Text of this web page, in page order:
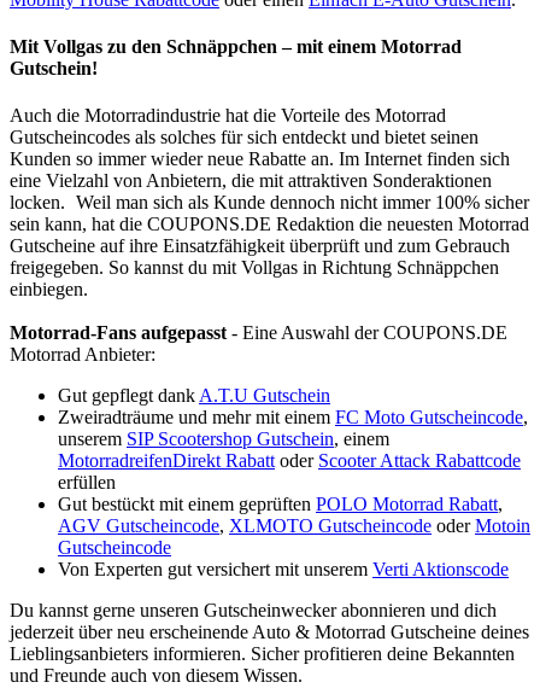
Mit Vollgas zu den Schnäppchen – mit einem Motorrad
Gutschein!
Auch die Motorradindustrie hat die Vorteile des Motorrad
Gutscheincodes als solches für sich entdeckt und bietet seinen
Kunden so immer wieder neue Rabatte an. Im Internet finden sich
eine Vielzahl von Anbietern, die mit attraktiven Sonderaktionen
locken. Weil man sich als Kunde dennoch nicht immer 100% sicher
sein kann, hat die COUPONS.DE Redaktion die neuesten Motorrad
Gutscheine auf ihre Einsatzfähigkeit überprüft und zum Gebrauch
freigegeben. So kannst du mit Vollgas in Richtung Schnäppchen
einbiegen.
Motorrad-Fans aufgepasst- Eine Auswahl derCOUPONS.DE
Motorrad Anbieter:
Gut gepflegt dankA.T.U Gutschein
Zweiradträume und mehr mit einem FC Moto Gutscheincode,
unserem SIP Scootershop Gutschein, einem
MotorradreifenDirekt Rabattoder Scooter Attack Rabattcode
erfüllen
Gut bestückt mit einem geprüften POLO Motorrad Rabatt,
AGV Gutscheincode, XLMOTO Gutscheincode oderMotoin
Gutscheincode
Von Experten gut versichert mit unserem Verti Aktionscode
Du kannst gerne unseren Gutscheinwecker abonnieren und dich
jederzeit über neu erscheinende Auto & Motorrad Gutscheine deines
Lieblingsanbieters informieren. Sicher profitieren deine Bekannten
und Freunde auch von diesem Wissen.